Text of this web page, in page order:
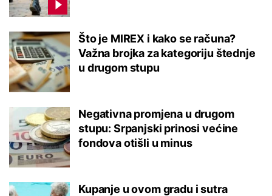
Što je MIREX i kako se računa?
Važna brojka za kategoriju štednje
u drugom stupu
Negativna promjena u drugom
stupu: Srpanjski prinosi većine
fondova otišli u minus
Kupanje u ovom gradu i sutra